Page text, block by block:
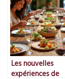
Les nouvelles
expériences de